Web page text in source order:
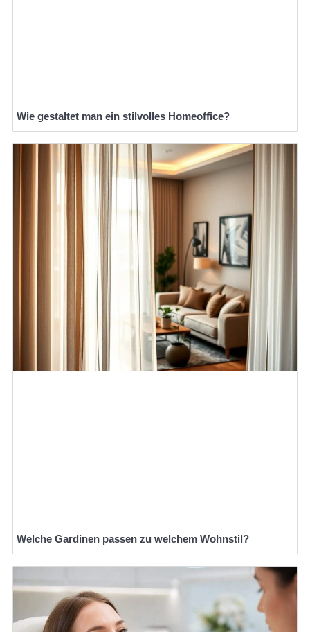
Wie gestaltet man ein stilvolles Homeoffice?
Welche Gardinen passen zu welchem Wohnstil?